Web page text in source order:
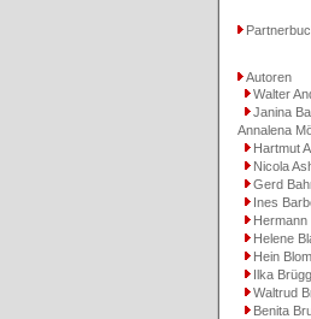
Autoren
Walter
Janina
Annalena
Hartmut
Nicola
Gerd
Ines
Hermann
Helene
Hein
Ilka
Waltrud
Benita